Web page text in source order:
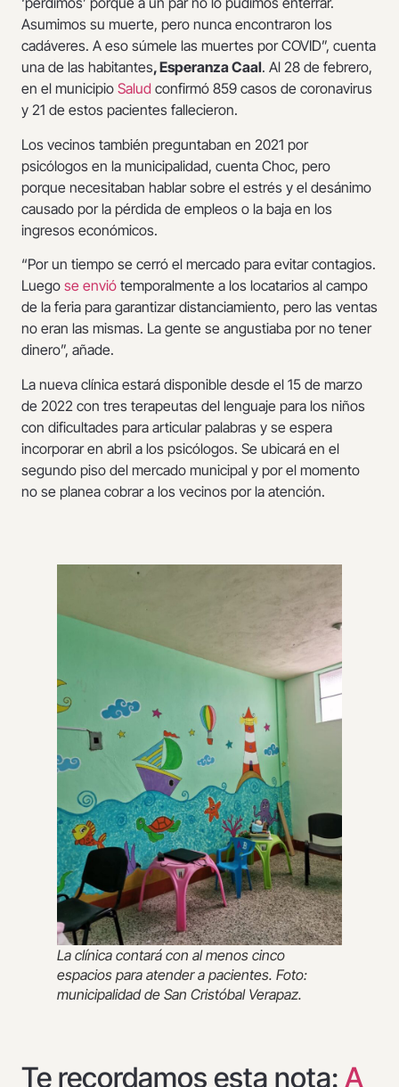
Asumimos su muerte, pero nunca encontraron los
cadáveres. A eso súmele las muertes por COVID”, cuenta
una de las habitantes, Esperanza Caal. Al 28 de febrero,
en el municipio Salud confirmó 859 casos de coronavirus
y 21 de estos pacientes fallecieron.
Los vecinos también preguntaban en 2021 por
psicólogos en la municipalidad, cuenta Choc, pero
porque necesitaban hablar sobre el estrés y el desánimo
causado por la pérdida de empleos o la baja en los
ingresos económicos.
“Por un tiempo se cerró el mercado para evitar contagios.
Luego se envió temporalmente a los locatarios al campo
de la feria para garantizar distanciamiento, pero las ventas
no eran las mismas. La gente se angustiaba por no tener
dinero”, añade.
La nueva clínica estará disponible desde el 15 de marzo
de 2022 con tres terapeutas del lenguaje para los niños
con dificultades para articular palabras y se espera
incorporar en abril a los psicólogos. Se ubicará en el
segundo piso del mercado municipal y por el momento
no se planea cobrar a los vecinos por la atención.
La clínica contará con al menos cinco
espacios para atender a pacientes. Foto:
municipalidad de San Cristóbal Verapaz.
Te recordamos esta nota: A